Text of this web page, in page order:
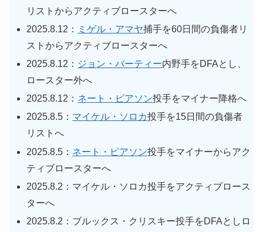
リストからアクティブロースターへ
2025.8.12：
ミゲル・アマヤ捕手を60日間の負傷者リ
ストからアクティブロースターへ
2025.8.12： ジョン・バーティー内野手をDFAとし、
ロースター外へ
2025.8.12： ネート・ピアソン投手をマイナー降格へ
2025.8.5： マイケル・ソロカ投手を15日間の負傷者
リストへ
2025.8.5： ネート・ピアソン投手をマイナーからアク
ティブロースターへ
2025.8.2：マイケル・ソロカ投手をアクティブロース
ターへ
2025.8.2：ブルックス・クリスキー投手をDFAとしロ